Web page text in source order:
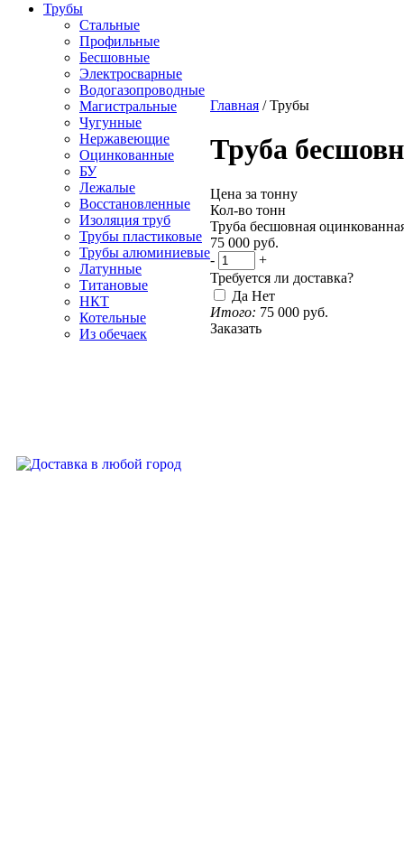
Трубы
Стальные
Профильные
Бесшовные
Электросварные
Водогазопроводные
Магистральные
Чугунные
Нержавеющие
Оцинкованные
БУ
Лежалые
Восстановленные
Изоляция труб
Трубы пластиковые
Трубы алюминиевые
Латунные
Титановые
НКТ
Котельные
Из обечаек
Главная /Трубы
Труба
Цена за тонну
Кол-во тонн
Труба бесшовная
75 000 руб.
-
+
Требуется ли доставка?
Да Нет
Итого: 75 000 руб.
Заказать